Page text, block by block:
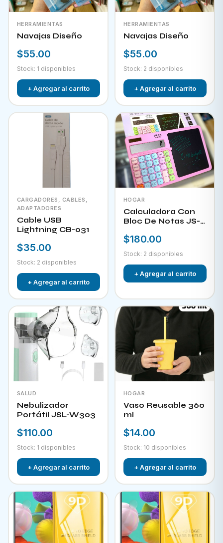
HERRAMIENTAS
Navajas Diseño
$55.00
Stock: 1 disponibles
+ Agregar al carrito
HERRAMIENTAS
Navajas Diseño
$55.00
Stock: 2 disponibles
+ Agregar al carrito
CARGADORES, CABLES,
ADAPTADORES
Cable USB
Lightning CB-031
$35.00
Stock: 2 disponibles
+ Agregar al carrito
HOGAR
Calculadora Con
Bloc De Notas JS-
$180.00
Stock: 2 disponibles
+ Agregar al carrito
SALUD
Nebulizador
Portátil JSL-W303
$110.00
Stock: 1 disponibles
+ Agregar al carrito
HOGAR
Vaso Reusable 360
ml
$14.00
Stock: 10 disponibles
+ Agregar al carrito